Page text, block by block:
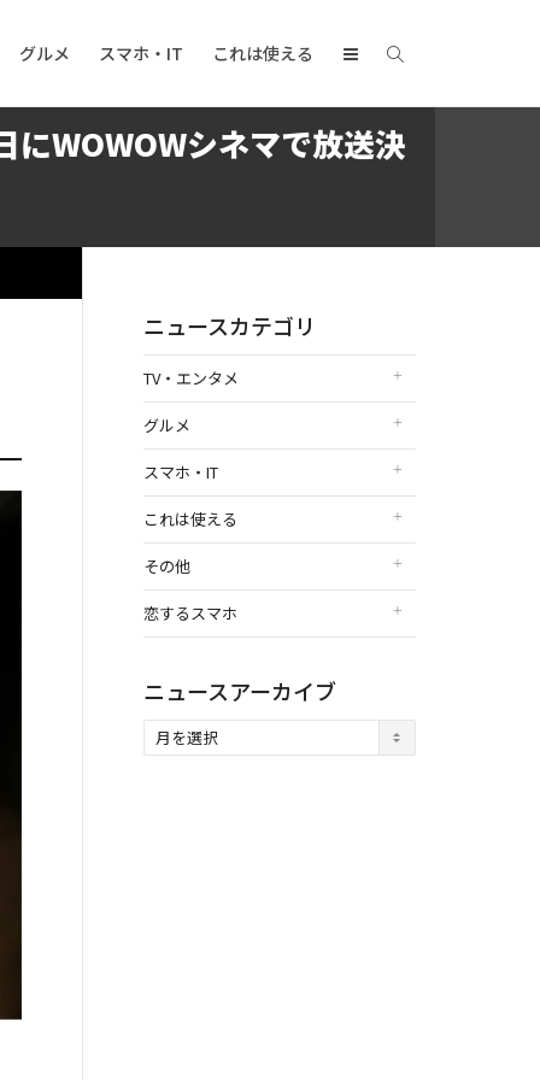
グルメ スマホ・IT これは使える
WOWOWシネマで放送決
ニュースカテゴリ
TV・エンタメ
グルメ
スマホ・IT
これは使える
その他
恋するスマホ
ニュースアーカイブ
ュ